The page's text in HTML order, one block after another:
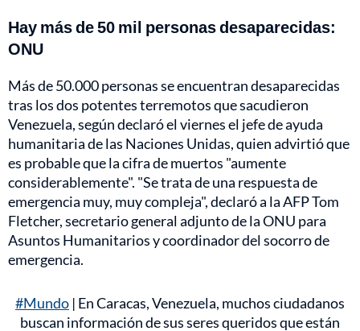
Hay más de 50 mil personas desaparecidas:
ONU
Más de 50.000 personas se encuentran desaparecidas
tras los dos potentes terremotos que sacudieron
Venezuela, según declaró el viernes el jefe de ayuda
humanitaria de las Naciones Unidas, quien advirtió que
es probable que la cifra de muertos "aumente
considerablemente". "Se trata de una respuesta de
emergencia muy, muy compleja", declaró a la AFP Tom
Fletcher, secretario general adjunto de la ONU para
Asuntos Humanitarios y coordinador del socorro de
emergencia.
#Mundo | En Caracas, Venezuela, muchos ciudadanos
buscan información de sus seres queridos que están